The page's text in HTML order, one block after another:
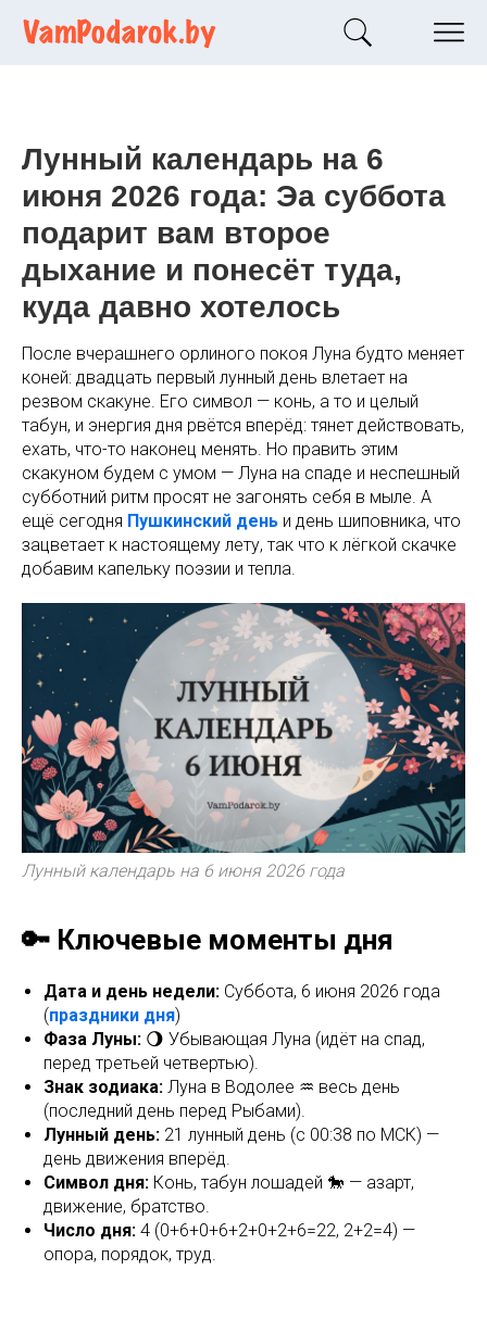
Лунный календарь на 6
июня 2026 года: Эа суббота
подарит вам второе
дыхание и понесёт туда,
куда давно хотелось
После вчерашнего орлиного покоя Луна будто меняет
коней: двадцать первый лунный день влетает на
резвом скакуне. Его символ — конь, а то и целый
табун, и энергия дня рвётся вперёд: тянет действовать,
ехать, что-то наконец менять. Но править этим
скакуном будем с умом — Луна на спаде и неспешный
субботний ритм просят не загонять себя в мыле. А
ещё сегодня Пушкинский день и день шиповника, что
зацветает к настоящему лету, так что к лёгкой скачке
добавим капельку поэзии и тепла.
Лунный календарь на 6 июня 2026 года
🔑 Ключевые моменты дня
Дата и день недели: Суббота, 6 июня 2026 года
(праздники дня)
Фаза Луны: 🌖 Убывающая Луна (идёт на спад,
перед третьей четвертью).
Знак зодиака: Луна в Водолее ♒ весь день
(последний день перед Рыбами).
Лунный день: 21 лунный день (с 00:38 по МСК) —
день движения вперёд.
Символ дня: Конь, табун лошадей 🐎 — азарт,
движение, братство.
Число дня: 4 (0+6+0+6+2+0+2+6=22, 2+2=4) —
опора, порядок, труд.